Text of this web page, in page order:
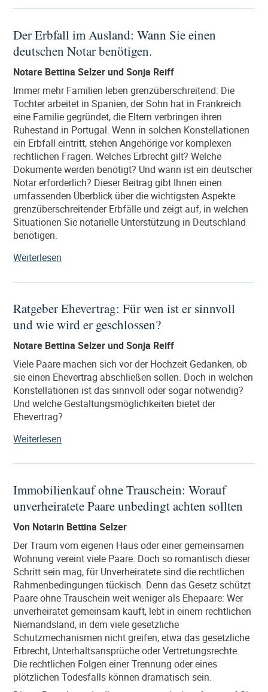
Haus
mit
den
kaufen:
rechtliche
Gestaltung,
Chancen
und
Risiken“
Der Erbfall im Ausland: Wann Sie einen
deutschen Notar benötigen.
Notare Bettina Selzer und Sonja Reiff
Immer mehr Familien leben grenzüberschreitend: Die
Tochter arbeitet in Spanien, der Sohn hat in Frankreich
eine Familie gegründet, die Eltern verbringen ihren
Ruhestand in Portugal. Wenn in solchen Konstellationen
ein Erbfall eintritt, stehen Angehörige vor komplexen
rechtlichen Fragen. Welches Erbrecht gilt? Welche
Dokumente werden benötigt? Und wann ist ein deutscher
Notar erforderlich? Dieser Beitrag gibt Ihnen einen
umfassenden Überblick über die wichtigsten Aspekte
grenzüberschreitender Erbfälle und zeigt auf, in welchen
Situationen Sie notarielle Unterstützung in Deutschland
benötigen.
Weiterlesen
im
Wann
Sie
deutschen
Notar
benötigen.“
Ratgeber Ehevertrag: Für wen ist er sinnvoll
und wie wird er geschlossen?
Notare Bettina Selzer und Sonja Reiff
Viele Paare machen sich vor der Hochzeit Gedanken, ob
sie einen Ehevertrag abschließen sollen. Doch in welchen
Konstellationen ist das sinnvoll oder sogar notwendig?
Und welche Gestaltungsmöglichkeiten bietet der
Ehevertrag?
Weiterlesen
Für
ist
er
und
wie
wird
er
geschlossen?“
Immobilienkauf ohne Trauschein: Worauf
unverheiratete Paare unbedingt achten sollten
Von Notarin Bettina Selzer
Der Traum vom eigenen Haus oder einer gemeinsamen
Wohnung vereint viele Paare. Doch so romantisch dieser
Schritt sein mag, für Unverheiratete sind die rechtlichen
Rahmenbedingungen tückisch. Denn das Gesetz schützt
Paare ohne Trauschein weit weniger als Ehepaare: Wer
unverheiratet gemeinsam kauft, lebt in einem rechtlichen
Niemandsland, in dem viele gesetzliche
Schutzmechanismen nicht greifen, etwa das gesetzliche
Erbrecht, Unterhaltsansprüche oder Vertretungsrechte.
Die rechtlichen Folgen einer Trennung oder eines
plötzlichen Todesfalls können dramatisch sein.